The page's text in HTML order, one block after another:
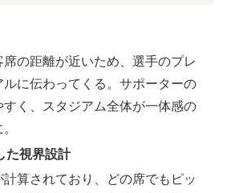
席の距離が近いため、選手のプレ
ルに伝わってくる。サポーターの
すく、スタジアム全体が一体感の
た視界設計
算されており、どの席でもピッ